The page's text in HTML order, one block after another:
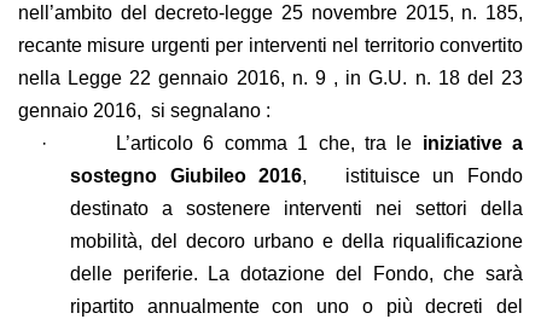
nell’ambito del decreto-legge 25 novembre 2015, n. 185,
recante misure urgenti per interventi nel territorio convertito
nella Legge 22 gennaio 2016, n. 9 , in G.U. n. 18 del 23
gennaio 2016, si segnalano :
·
L’articolo 6 comma 1 che, tra le iniziative a
sostegno Giubileo 2016, istituisce un Fondo
destinato a sostenere interventi nei settori della
mobilità, del decoro urbano e della riqualificazione
delle periferie. La dotazione del Fondo, che sarà
ripartito annualmente con uno o più decreti del